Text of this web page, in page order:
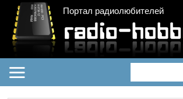
Портал радиолюбителей